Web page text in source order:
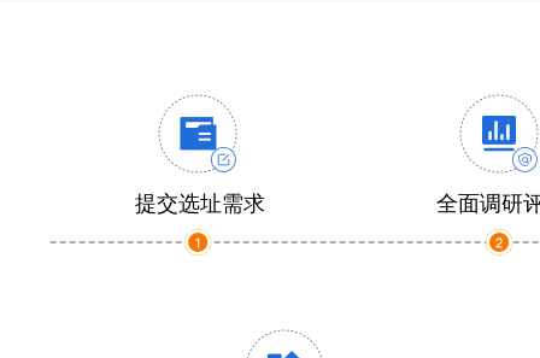
提交选址需求 全面调研